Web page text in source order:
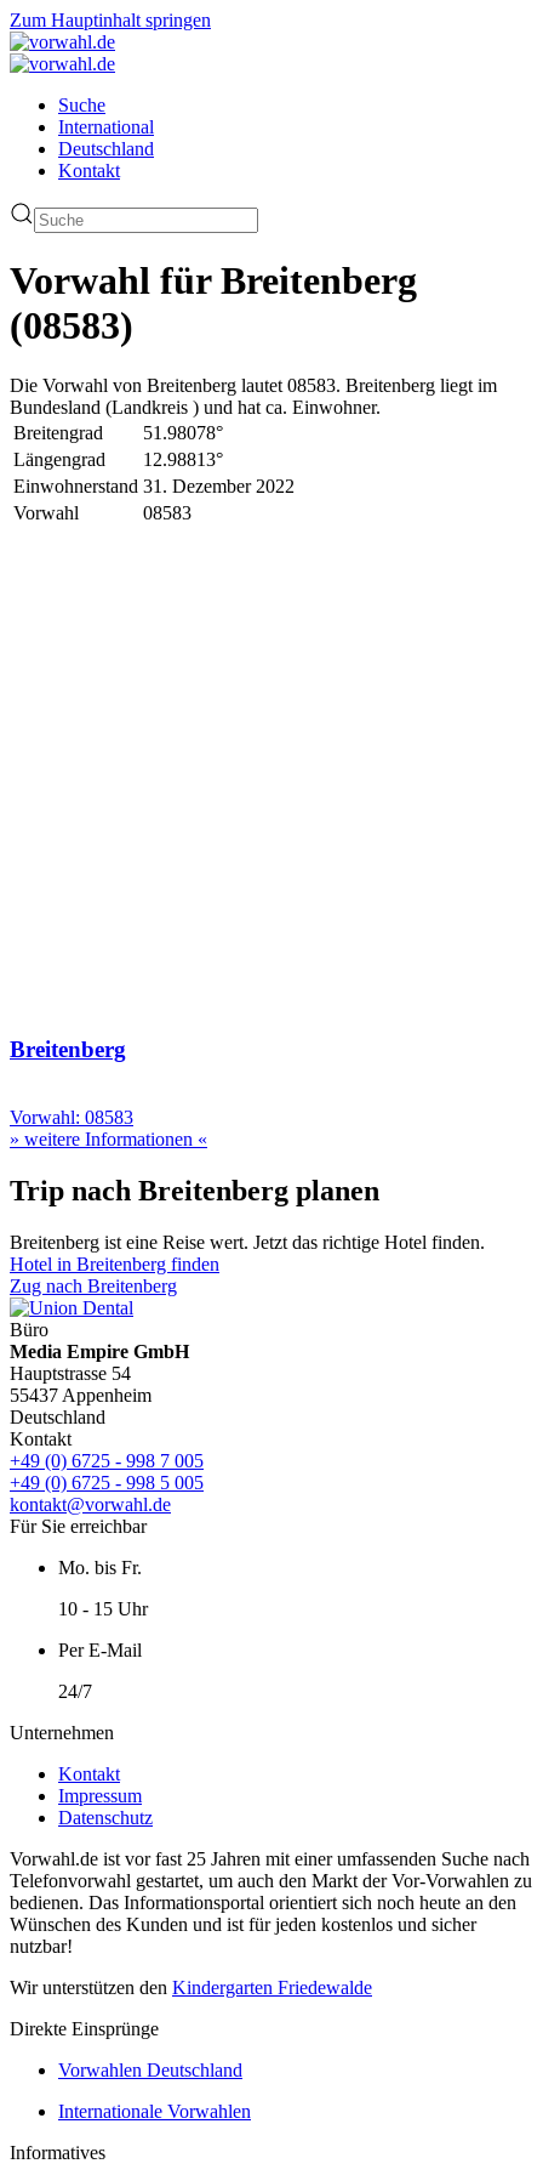
Zum Hauptinhalt springen
Suche
International
Deutschland
Kontakt
Vorwahl für Breitenberg
(08583)
Die Vorwahl von Breitenberg lautet 08583. Breitenberg liegt im
Bundesland (Landkreis ) und hat ca. Einwohner.
Breitengrad
51.98078°
Längengrad
12.98813°
Einwohnerstand 31. Dezember 2022
Vorwahl
08583
Breitenberg
Vorwahl: 08583
» weitere Informationen «
Trip nach Breitenberg planen
Breitenberg ist eine Reise wert. Jetzt das richtige Hotel finden.
Hotel in Breitenberg finden
Zug nach Breitenberg
Büro
Media Empire GmbH
Hauptstrasse 54
55437 Appenheim
Deutschland
Kontakt
+49 (0) 6725 - 998 7 005
+49 (0) 6725 - 998 5 005
kontakt@vorwahl.de
Für Sie erreichbar
Mo. bis Fr.
10 - 15 Uhr
Per E-Mail
24/7
Unternehmen
Kontakt
Impressum
Datenschutz
Vorwahl.de ist vor fast 25 Jahren mit einer umfassenden Suche nach
Telefonvorwahl gestartet, um auch den Markt der Vor-Vorwahlen zu
bedienen. Das Informationsportal orientiert sich noch heute an den
Wünschen des Kunden und ist für jeden kostenlos und sicher
nutzbar!
Wir unterstützen den Kindergarten Friedewalde
Direkte Einsprünge
Vorwahlen Deutschland
Internationale Vorwahlen
Informatives